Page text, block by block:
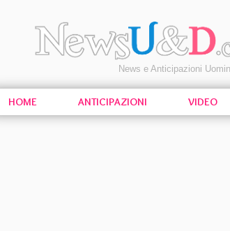
News e Anticipazioni
HOME ANTICIPAZIONI VIDEO